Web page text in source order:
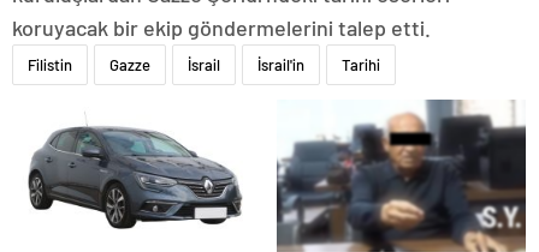
koruyacak bir ekip göndermelerini talep etti.
Filistin Gazze İsrail İsrail'in Tarihi